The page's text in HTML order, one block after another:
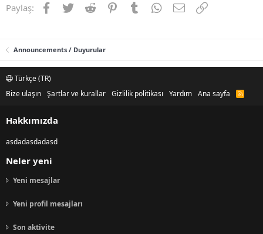
Paylaş: Facebook
TwitterReddit PinterestTumblrWhatsApp
E-postaLink
Announcements / Duyurular
Türkçe (TR)
Bize ulaşın Şartlar ve kurallar Gizlilik politikası Yardım Ana sayfa
R
Hakkımızda
asdadasdadasd
Neler yeni
Yeni mesajlar
Yeni profil mesajları
Son aktivite